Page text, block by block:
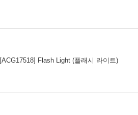
[ACG17518] Flash Light (플래시 라이트)